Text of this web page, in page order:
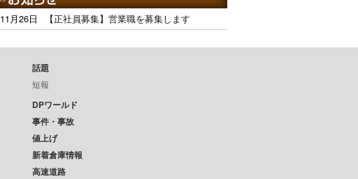
11月26日 【正社員募集】営業職を募集します
話題
短報
DPワールド
事件・事故
値上げ
新着倉庫情報
高速道路